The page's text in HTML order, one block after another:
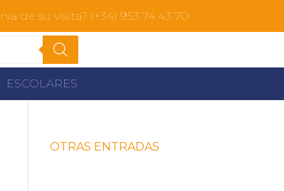
de su visita? (+34) 953 74 43 70
ESCOLARES
OTRAS ENTRADAS